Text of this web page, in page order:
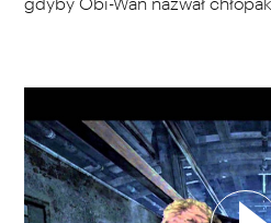
WYBIERZ SWOJĄ PLAYLISTĘ